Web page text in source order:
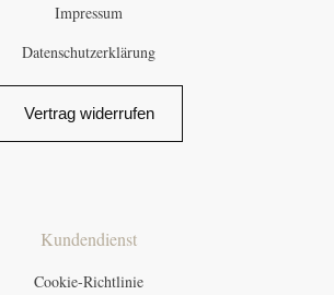
Impressum
Datenschutzerklärung
Vertrag widerrufen
Kundendienst
Cookie-Richtlinie